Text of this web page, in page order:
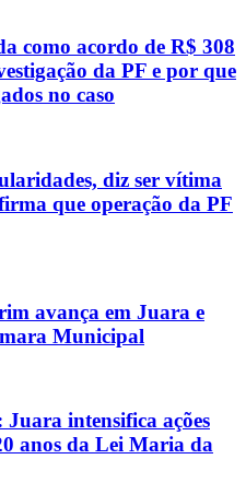
como acordo de R$ 308
da PF e por que
no caso
diz ser vítima
que operação da PF
avança em Juara e
Municipal
intensifica ações
anos da Lei Maria da